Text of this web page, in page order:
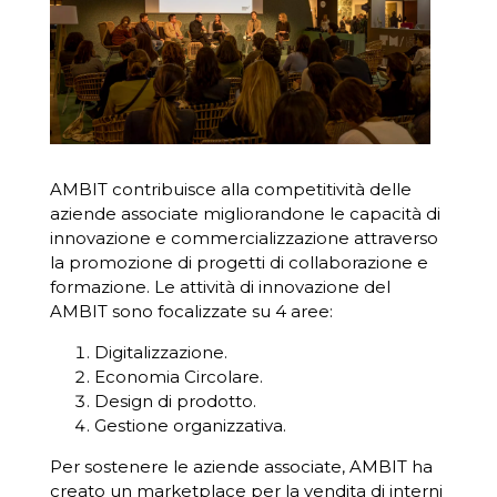
AMBIT contribuisce alla competitività delle
aziende associate migliorandone le capacità di
innovazione e commercializzazione attraverso
la promozione di progetti di collaborazione e
formazione. Le attività di innovazione del
AMBIT sono focalizzate su 4 aree:
Digitalizzazione.
Economia Circolare.
Design di prodotto.
Gestione organizzativa.
Per sostenere le aziende associate, AMBIT ha
creato un marketplace per la vendita di interni